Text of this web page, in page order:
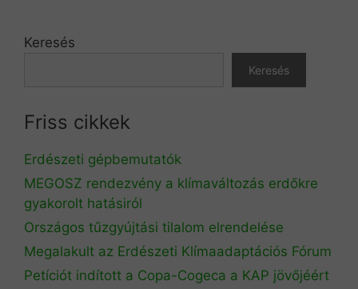
Keresés
Keresés
Friss cikkek
Erdészeti gépbemutatók
MEGOSZ rendezvény a klímaváltozás erdőkre
gyakorolt hatásiról
Országos tűzgyújtási tilalom elrendelése
Megalakult az Erdészeti Klímaadaptációs Fórum
Petíciót indított a Copa-Cogeca a KAP jövőjéért